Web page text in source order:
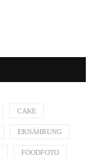
CAKE
ERNÄHRUNG
FOODFOTO